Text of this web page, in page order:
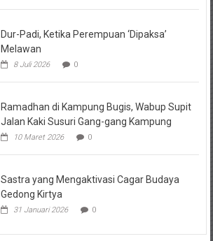
Dur-Padi, Ketika Perempuan ‘Dipaksa’
Melawan
8 Juli 2026 0
Ramadhan di Kampung Bugis, Wabup Supit
Jalan Kaki Susuri Gang-gang Kampung
10 Maret 2026 0
Sastra yang Mengaktivasi Cagar Budaya
Gedong Kirtya
31 Januari 2026 0